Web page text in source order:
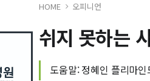
HOME 오피니언
쉬지 못하는
도움말: 정혜인 플리마인